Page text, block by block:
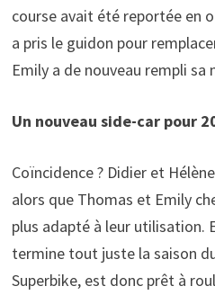
course avait été reportée en
a pris le guidon pour
Emily a de nouveau rempli sa
Un nouveau side-car pour
Coïncidence ? Didier et
alors que Thomas et Emily
plus adapté à leur utilisation.
termine tout juste la saison
Superbike, est donc prêt à